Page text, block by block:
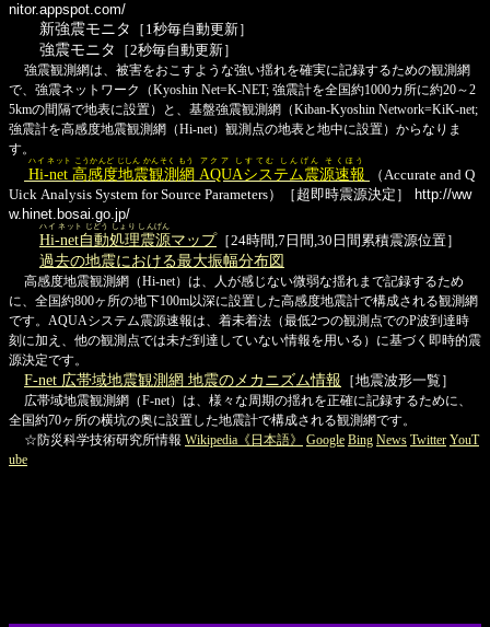
nitor.appspot.com/
新強震モニタ ［1秒毎自動更新］
強震モニタ
［2秒毎自動更新］
強震観測網は、被害をおこすような強い揺れを確実に記録するための観測網
で、強震ネットワーク（Kyoshin Net=K-NET; 強震計を全国約1000カ所に約20～2
5kmの間隔で地表に設置）と、基盤強震観測網（Kiban-Kyoshin Network=KiK-net;
強震計を高感度地震観測網（Hi-net）観測点の地表と地中に設置）からなりま
す。
Hi-net 高感度地震観測網
ハイ ネット こうかんど じしん かんそく もう
AQUAシステム震源速報
アクア しすてむ しんげん そくほう
（Accurate and Q
Uick Analysis System for Source Parameters）［超即時震源決定］
http://ww
w.hinet.bosai.go.jp/
Hi-net自動処理震源
ハイ ネット じどう しょり しんげん
マップ［24時間,7日間,30日間累積震源位置］
過去の地震における最大振幅分布図
高感度地震観測網（Hi-net）は、人が感じない微弱な揺れまで記録するため
に、全国約800ヶ所の地下100m以深に設置した高感度地震計で構成される観測網
です。AQUAシステム震源速報は、着未着法（最低2つの観測点でのP波到達時
刻に加え、他の観測点では未だ到達していない情報を用いる）に基づく即時的震
源決定です。
F-net 広帯域地震観測網 地震のメカニズム情報 ［地震波形一覧］
広帯域地震観測網（F-net）は、様々な周期の揺れを正確に記録するために、
全国約70ヶ所の横坑の奥に設置した地震計で構成される観測網です。
☆防災科学技術研究所情報 Wikipedia《日本語》 Google Bing News Twitter YouT
ube